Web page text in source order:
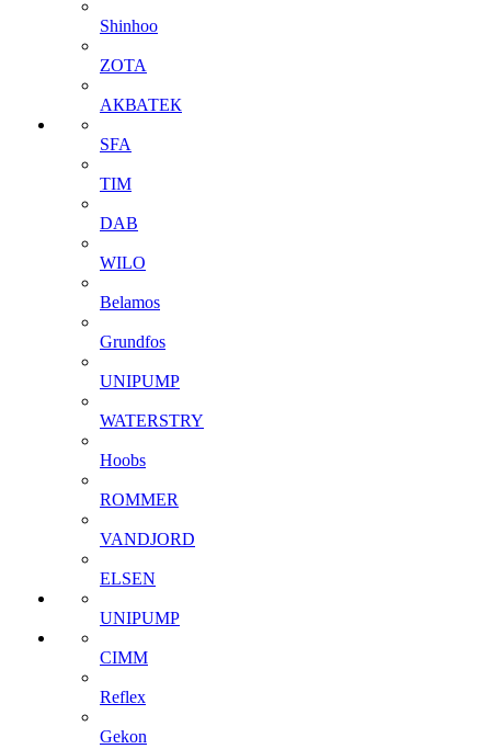
Shinhoo
ZOTA
АКВАТЕК
SFA
TIM
DAB
WILO
Belamos
Grundfos
UNIPUMP
WATERSTRY
Hoobs
ROMMER
VANDJORD
ELSEN
UNIPUMP
CIMM
Reflex
Gekon